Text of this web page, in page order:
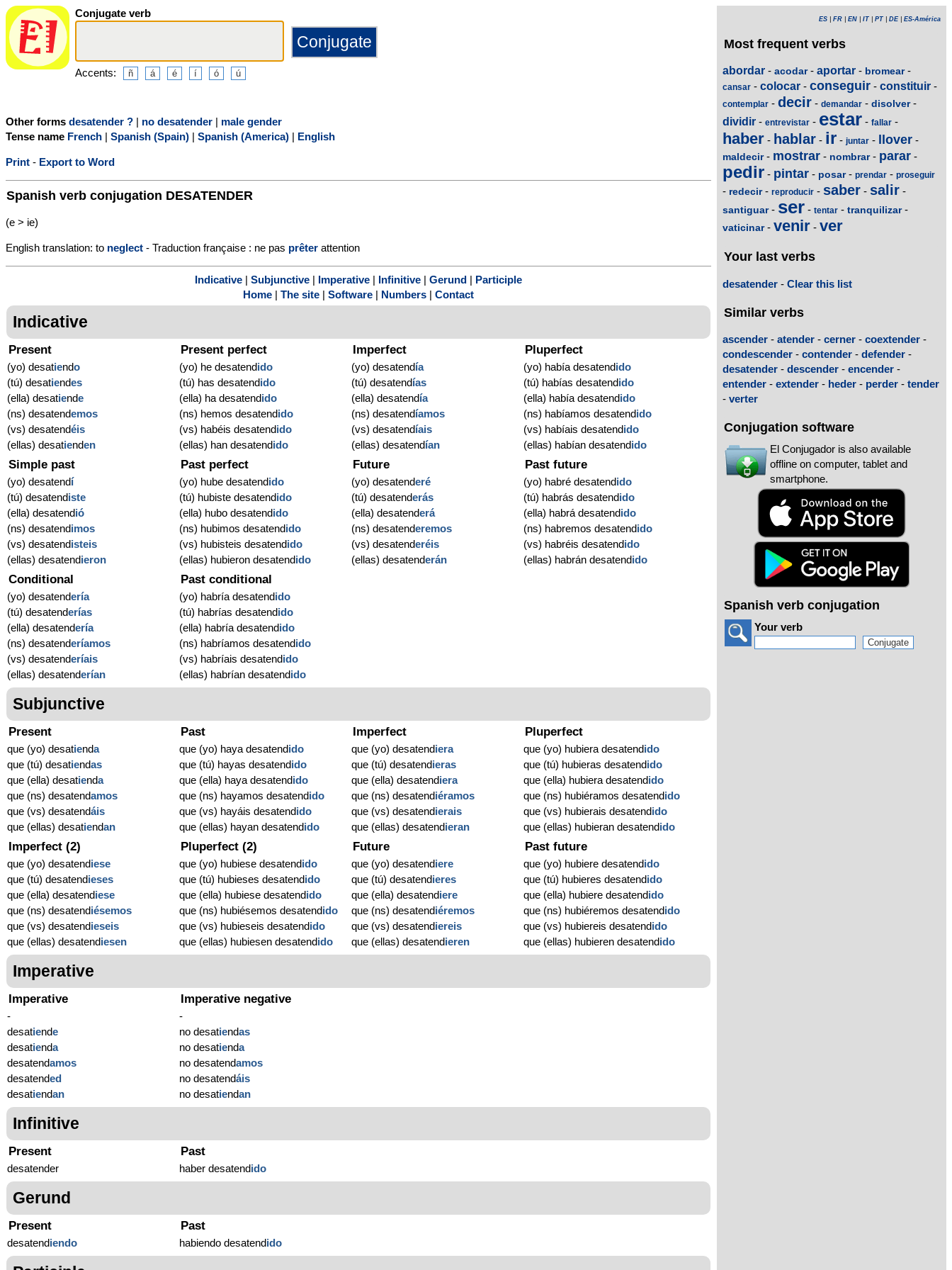
Conjugate verb
Accents:
Other forms desatender ? | no desatender | male gender
Tense name French | Spanish (Spain) | Spanish (America) | English
Print - Export to Word
Spanish verb conjugation DESATENDER
(e > ie)
English translation: to neglect - Traduction française : ne pas prêter attention
Indicative | Subjunctive | Imperative | Infinitive | Gerund | Participle
Home | The site | Software | Numbers | Contact
Indicative
Present
(yo) desatiendo
(tú) desatiendes
(ella) desatiende
(ns) desatendemos
(vs) desatendéis
(ellas) desatienden
Present perfect
(yo) he desatendido
(tú) has desatendido
(ella) ha desatendido
(ns) hemos desatendido
(vs) habéis desatendido
(ellas) han desatendido
Imperfect
(yo) desatendía
(tú) desatendías
(ella) desatendía
(ns) desatendíamos
(vs) desatendíais
(ellas) desatendían
Pluperfect
(yo) había desatendido
(tú) habías desatendido
(ella) había desatendido
(ns) habíamos desatendido
(vs) habíais desatendido
(ellas) habían desatendido
Simple past
(yo) desatendí
(tú) desatendiste
(ella) desatendió
(ns) desatendimos
(vs) desatendisteis
(ellas) desatendieron
Past perfect
(yo) hube desatendido
(tú) hubiste desatendido
(ella) hubo desatendido
(ns) hubimos desatendido
(vs) hubisteis desatendido
(ellas) hubieron desatendido
Future
(yo) desatenderé
(tú) desatenderás
(ella) desatenderá
(ns) desatenderemos
(vs) desatenderéis
(ellas) desatenderán
Past future
(yo) habré desatendido
(tú) habrás desatendido
(ella) habrá desatendido
(ns) habremos desatendido
(vs) habréis desatendido
(ellas) habrán desatendido
Conditional
(yo) desatendería
(tú) desatenderías
(ella) desatendería
(ns) desatenderíamos
(vs) desatenderíais
(ellas) desatenderían
Past conditional
(yo) habría desatendido
(tú) habrías desatendido
(ella) habría desatendido
(ns) habríamos desatendido
(vs) habríais desatendido
(ellas) habrían desatendido
Subjunctive
Present
que (yo) desatienda
que (tú) desatiendas
que (ella) desatienda
que (ns) desatendamos
que (vs) desatendáis
que (ellas) desatiendan
Past
que (yo) haya desatendido
que (tú) hayas desatendido
que (ella) haya desatendido
que (ns) hayamos desatendido
que (vs) hayáis desatendido
que (ellas) hayan desatendido
Imperfect
que (yo) desatendiera
que (tú) desatendieras
que (ella) desatendiera
que (ns) desatendiéramos
que (vs) desatendierais
que (ellas) desatendieran
Pluperfect
que (yo) hubiera desatendido
que (tú) hubieras desatendido
que (ella) hubiera desatendido
que (ns) hubiéramos desatendido
que (vs) hubierais desatendido
que (ellas) hubieran desatendido
Imperfect (2)
que (yo) desatendiese
que (tú) desatendieses
que (ella) desatendiese
que (ns) desatendiésemos
que (vs) desatendieseis
que (ellas) desatendiesen
Pluperfect (2)
que (yo) hubiese desatendido
que (tú) hubieses desatendido
que (ella) hubiese desatendido
que (ns) hubiésemos desatendido
que (vs) hubieseis desatendido
que (ellas) hubiesen desatendido
Future
que (yo) desatendiere
que (tú) desatendieres
que (ella) desatendiere
que (ns) desatendiéremos
que (vs) desatendiereis
que (ellas) desatendieren
Past future
que (yo) hubiere desatendido
que (tú) hubieres desatendido
que (ella) hubiere desatendido
que (ns) hubiéremos desatendido
que (vs) hubiereis desatendido
que (ellas) hubieren desatendido
Imperative
Imperative
-
desatiende
desatienda
desatendamos
desatended
desatiendan
Imperative negative
-
no desatiendas
no desatienda
no desatendamos
no desatendáis
no desatiendan
Infinitive
Present
desatender
Past
haber desatendido
Gerund
Present
desatendiendo
Past
habiendo desatendido
ES FR EN IT PT DE| ES-América
Most frequent verbs
abordar - acodar- aportar - bromear-
cansar - colocar - conseguir - constituir -
contemplar - decir - demandar - disolver-
dividir - entrevistar - estar - fallar -
haber - hablar - ir - juntar - llover -
maldecir- mostrar - nombrar- parar -
pedir - pintar - posar- prendar - proseguir
- redecir- reproducir - saber - salir -
santiguar- ser - tentar - tranquilizar-
vaticinar- venir - ver
Your last verbs
desatender - Clear this list
Similar verbs
ascender - atender - cerner - coextender -
condescender - contender - defender -
desatender - descender - encender -
entender - extender - heder - perder - tender
- verter
Conjugation software
El Conjugador is also available
offline on computer, tablet and
smartphone.
Spanish verb conjugation
Your verb